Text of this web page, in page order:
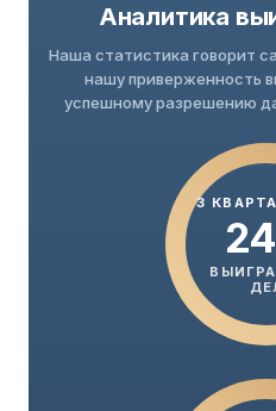
Аналитика
Наша статистика говорит
нашу приверженность
успешному разрешению
3
24